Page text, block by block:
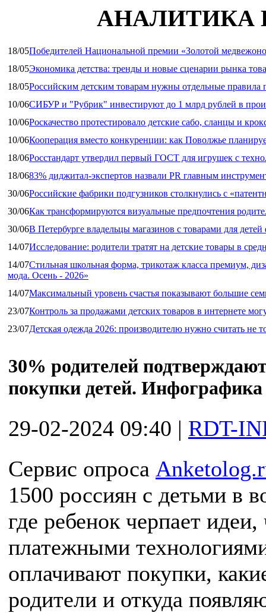
АНАЛИТИКА
18/05Победителей Национальной премии «Золотой
18/05Экономика детства: тренды и новые сценарии рынка
18/05Российским детским товарам нужны отдельные правила
10/06СИБУР и "Рубрик" инвестируют до 1 млрд рублей в
10/06Роскачество протестировало детские сабо, сланцы и
10/06Кооперация вместо конкуренции: как Поволжье
18/06Росстандарт утвердил первый ГОСТ для игрушек с
18/0683% диджитал‑экспертов назвали PR главным
30/06Российские фабрики подгузников столкнулись с
30/06Как трансформируются визуальные предпочтения
30/06В Петербурге владельцы магазинов с товарами для
14/07Исследование: родители тратят на детские товары в
14/07Стильная школьная форма, трикотаж класса премиум,
мода. Осень - 2026»
14/07Максимальный уровень счастья показывают большие
23/07Контроль за продажами детских товаров в интернете
23/07Детская одежда 2026: производителю нужно считать не
30% родителей
покупки детей. Инфографика
29-02-2024 09:40 | RDT-
Сервис опроса
1500 россиян с детьми в
где ребенок черпает
платежными
оплачивают покупки,
родители и откуда